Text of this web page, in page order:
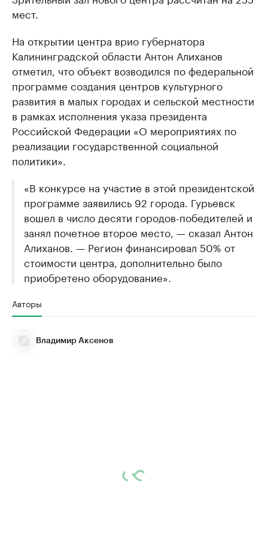
мест.
На открытии центра врио губернатора
Калининградской области Антон Алиханов
отметил, что объект возводился по федеральной
программе создания центров культурного
развития в малых городах и сельской местности
в рамках исполнения указа президента
Российской Федерации «О мероприятиях по
реализации государственной социальной
политики».
«В конкурсе на участие в этой президентской
программе заявились 92 города. Гурьевск
вошел в число десяти городов-победителей и
занял почетное второе место, — сказал Антон
Алиханов. — Регион финансировал 50% от
стоимости центра, дополнительно было
приобретено оборудование».
Авторы
Владимир Аксенов